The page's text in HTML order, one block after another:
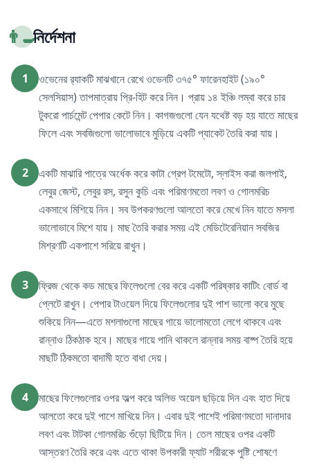
👨‍🍳নির্দেশনা
1
ওভেনের র‍্যাকটি মাঝখানে রেখে ওভেনটি ৩৭৫° ফারেনহাইট (১৯০°
সেলসিয়াস) তাপমাত্রায় প্রি-হিট করে নিন। প্রায় ১৪ ইঞ্চি লম্বা করে চার
টুকরো পার্চমেন্ট পেপার কেটে নিন। কাগজগুলো যেন যথেষ্ট বড় হয় যাতে মাছের
ফিলে এবং সবজিগুলো ভালোভাবে মুড়িয়ে একটি প্যাকেট তৈরি করা যায়।
2
একটি মাঝারি পাত্রে অর্ধেক করে কাটা গ্রেপ টমেটো, স্লাইস করা জলপাই,
লেবুর জেস্ট, লেবুর রস, রসুন কুচি এবং পরিমাণমতো লবণ ও গোলমরিচ
একসাথে মিশিয়ে নিন। সব উপকরণগুলো আলতো করে মেখে নিন যাতে মসলা
ভালোভাবে মিশে যায়। মাছ তৈরি করার সময় এই মেডিটেরেনিয়ান সবজির
মিশ্রণটি একপাশে সরিয়ে রাখুন।
3
ফ্রিজ থেকে কড মাছের ফিলেগুলো বের করে একটি পরিষ্কার কাটিং বোর্ড বা
প্লেটে রাখুন। পেপার টাওয়েল দিয়ে ফিলেগুলোর দুই পাশ ভালো করে মুছে
শুকিয়ে নিন—এতে মশলাগুলো মাছের গায়ে ভালোমতো লেগে থাকবে এবং
রান্নাও ঠিকঠাক হবে। মাছের গায়ে পানি থাকলে রান্নার সময় বাষ্প তৈরি হয়ে
মাছটি ঠিকমতো বাদামী হতে বাধা দেয়।
4
মাছের ফিলেগুলোর ওপর অল্প করে অলিভ অয়েল ছড়িয়ে দিন এবং হাত দিয়ে
আলতো করে দুই পাশে মাখিয়ে নিন। এবার দুই পাশেই পরিমাণমতো দানাদার
লবণ এবং টাটকা গোলমরিচ গুঁড়ো ছিটিয়ে দিন। তেল মাছের ওপর একটি
আস্তরণ তৈরি করে এবং এতে থাকা উপকারী ফ্যাট শরীরকে পুষ্টি শোষণে